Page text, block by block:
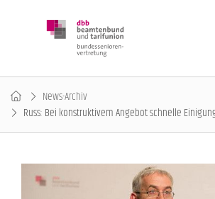
News-Archiv
Russ: Bei konstruktivem Angebot schnelle